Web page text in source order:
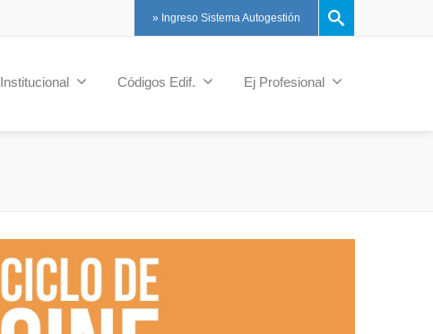
» Ingreso Sistema Autogestión
Institucional Códigos Edif. Ej Profesional